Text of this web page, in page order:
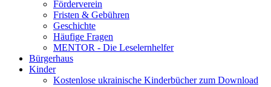
Förderverein
Fristen & Gebühren
Geschichte
Häufige Fragen
MENTOR - Die Leselernhelfer
Bürgerhaus
Kinder
Kostenlose ukrainische Kinderbücher zum Download